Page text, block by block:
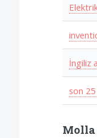
İngiliz
son 25
Molla